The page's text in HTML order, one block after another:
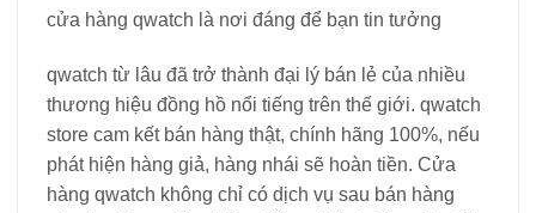
cửa hàng qwatch là nơi đáng để bạn tin tưởng
qwatch từ lâu đã trở thành đại lý bán lẻ của nhiều
thương hiệu đồng hồ nổi tiếng trên thế giới. qwatch
store cam kết bán hàng thật, chính hãng 100%, nếu
phát hiện hàng giả, hàng nhái sẽ hoàn tiền. Cửa
hàng qwatch không chỉ có dịch vụ sau bán hàng